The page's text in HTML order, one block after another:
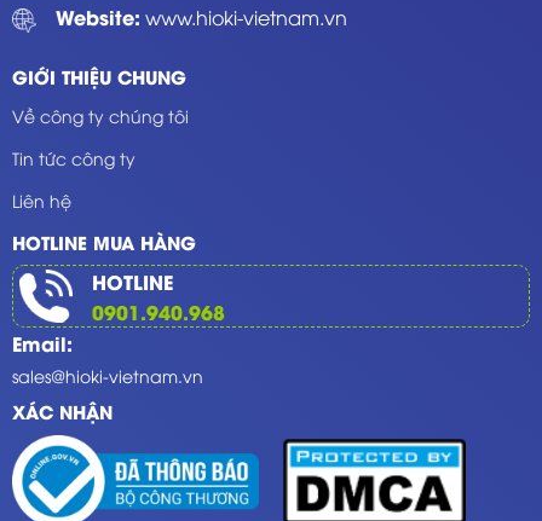
Website: www.hioki-vietnam.vn
GIỚI THIỆU CHUNG
Về công ty chúng tôi
Tin tức công ty
Liên hệ
HOTLINE MUA HÀNG
HOTLINE
0901.940.968
Email:
sales@hioki-vietnam.vn
XÁC NHẬN